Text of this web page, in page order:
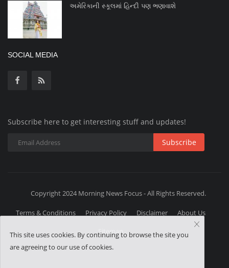
અમેરિકાની સ્કૂલમાં હિન્દી પણ ભણાવાશે
SOCIAL MEDIA
Subscribe here to get interesting stuff and updates!
Subscribe
Copyright 2024 Morning News Focus - All Rights Reserved.
Terms & Conditions Privacy Policy Disclaimer
About Us
Sitemap
This site uses cookies. By continuing to browse the site you
are agreeing to our use of cookies.